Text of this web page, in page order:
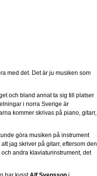
med det. Det är ju musiken som
och bland annat ta sig till platser
i norra Sverige är
kommer skrivas på piano, gitarr,
göra musiken på instrument
jag skriver på gitarr, eftersom den
andra klaviaturinstrument, det